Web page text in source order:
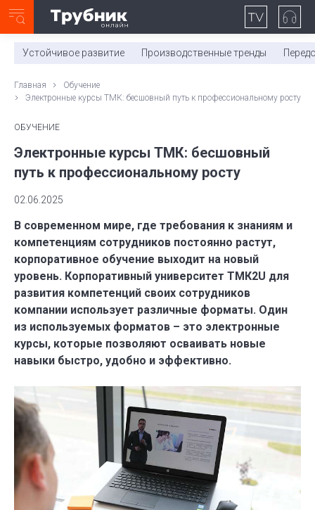
0:00/ 11:03
Устойчивое развитие Производственные тренды
Главная
Обучение
Электронные курсы ТМК: бесшовный путь к профессиональному росту
ОБУЧЕНИЕ
Электронные курсы ТМК: бесшовный
путь к профессиональному росту
02.06.2025
В современном мире, где требования к знаниям и
компетенциям сотрудников постоянно растут,
корпоративное обучение выходит на новый
уровень. Корпоративный университет ТМК2U для
развития компетенций своих сотрудников
компании использует различные форматы. Один
из используемых форматов – это электронные
курсы, которые позволяют осваивать новые
навыки быстро, удобно и эффективно.